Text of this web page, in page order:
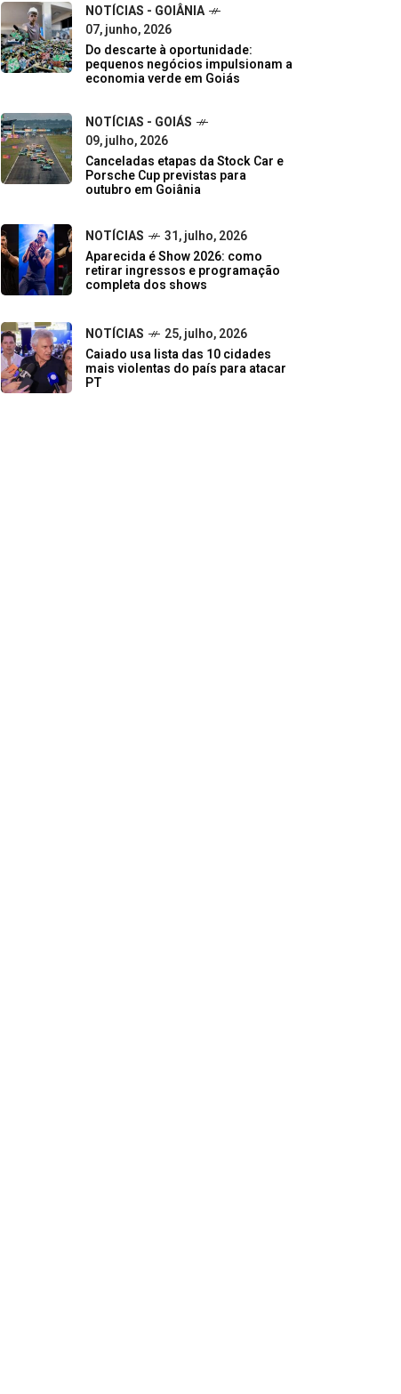
NOTÍCIAS - GOIÂNIA
07, junho, 2026
Do descarte à oportunidade:
pequenos negócios impulsionam a
economia verde em Goiás
NOTÍCIAS - GOIÁS
09, julho, 2026
Canceladas etapas da Stock Car e
Porsche Cup previstas para
outubro em Goiânia
NOTÍCIAS
31, julho, 2026
Aparecida é Show 2026: como
retirar ingressos e programação
completa dos shows
NOTÍCIAS
25, julho, 2026
Caiado usa lista das 10 cidades
mais violentas do país para atacar
PT